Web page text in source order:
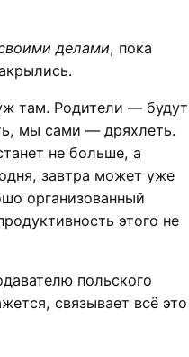
делами, пока
там. Родители — будут
мы сами — дряхлеть.
не больше, а
завтра может уже
организованный
этого не
польского
связывает всё это